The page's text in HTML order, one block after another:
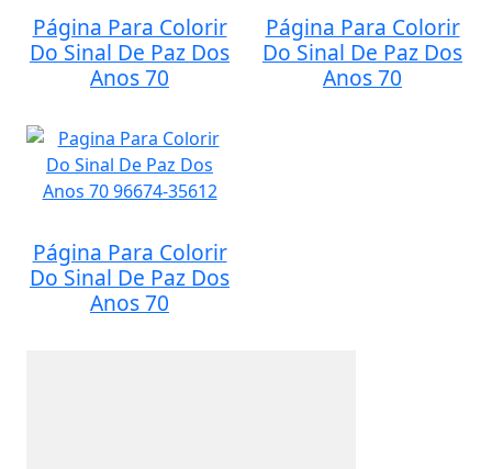
Página Para Colorir
Do Sinal De Paz Dos
Anos 70
Página Para Colorir
Do Sinal De Paz Dos
Anos 70
Página Para Colorir
Do Sinal De Paz Dos
Anos 70